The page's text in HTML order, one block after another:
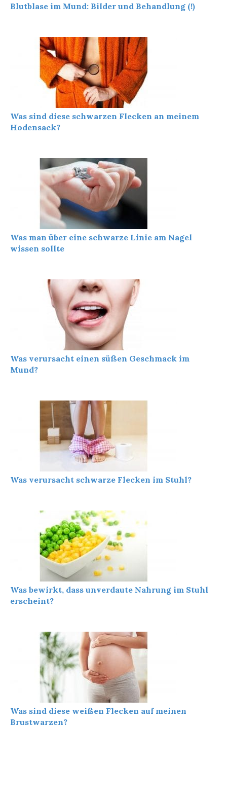
Blutblase im Mund: Bilder und Behandlung (!)
Was sind diese schwarzen Flecken an meinem
Hodensack?
Was man über eine schwarze Linie am Nagel
wissen sollte
Was verursacht einen süßen Geschmack im
Mund?
Was verursacht schwarze Flecken im Stuhl?
Was bewirkt, dass unverdaute Nahrung im Stuhl
erscheint?
Was sind diese weißen Flecken auf meinen
Brustwarzen?